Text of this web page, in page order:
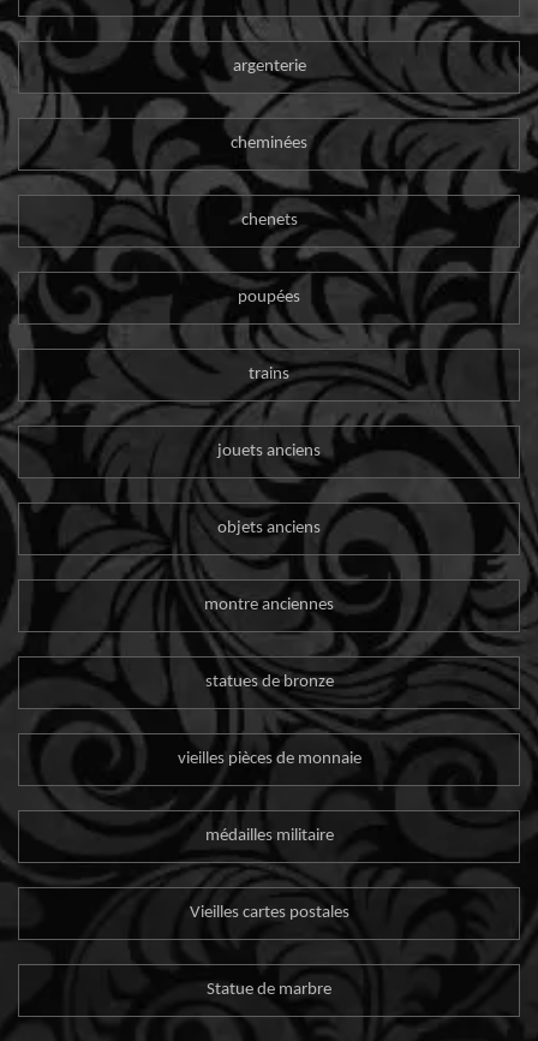
argenterie
cheminées
chenets
poupées
trains
jouets anciens
objets anciens
montre anciennes
statues de bronze
vieilles pièces de monnaie
médailles militaire
Vieilles cartes postales
Statue de marbre